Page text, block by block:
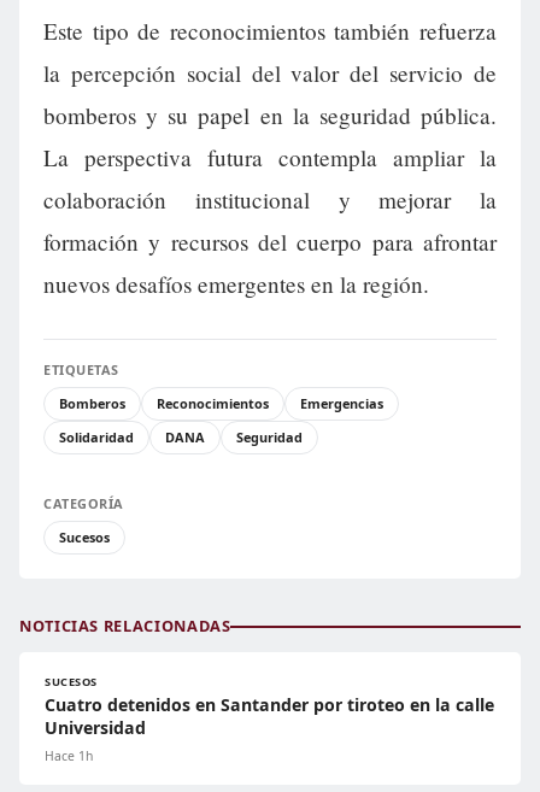
Este tipo de reconocimientos también refuerza
la percepción social del valor del servicio de
bomberos y su papel en la seguridad pública.
La perspectiva futura contempla ampliar la
colaboración institucional y mejorar la
formación y recursos del cuerpo para afrontar
nuevos desafíos emergentes en la región.
ETIQUETAS
Bomberos
Reconocimientos
Emergencias
Solidaridad
DANA Seguridad
CATEGORÍA
Sucesos
NOTICIAS RELACIONADAS
SUCESOS
Cuatro detenidos en Santander por tiroteo en la calle
Universidad
Hace 1h